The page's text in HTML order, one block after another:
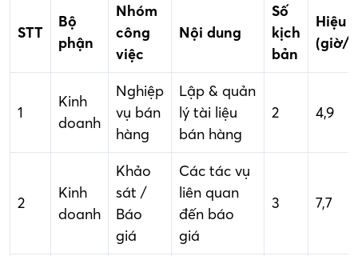
STT
Bộ
phận
Nhóm
công
việc
Nội dung
Số
kịch
bản
Hiệu
(giờ/
1
Kinh
doanh
Nghiệp
vụ bán
hàng
Lập & quản
lý tài liệu
bán hàng
2 4,9
2
Kinh
doanh
Khảo
sát /
Báo
giá
Các tác vụ
liên quan
đến báo
giá
3 7,7